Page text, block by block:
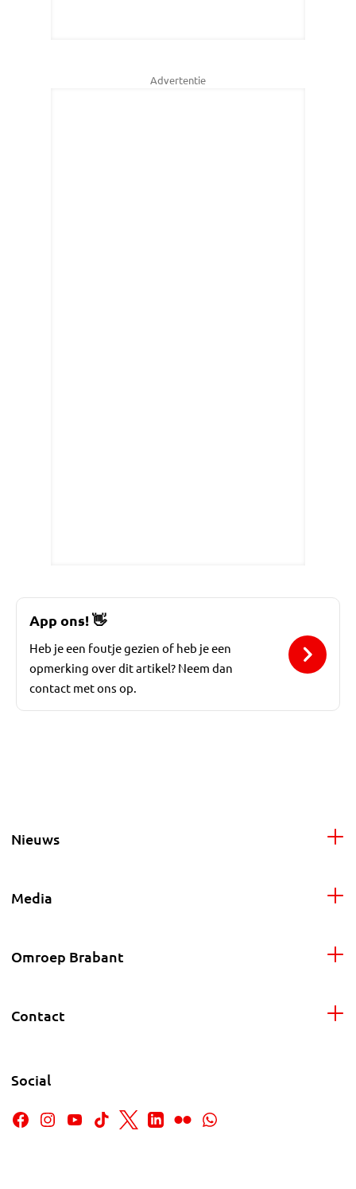
Advertentie
App ons!👋
Heb je een foutje gezien of heb je een
opmerking over dit artikel? Neem dan
contact met ons op.
Nieuws
Media
Omroep Brabant
Contact
Social